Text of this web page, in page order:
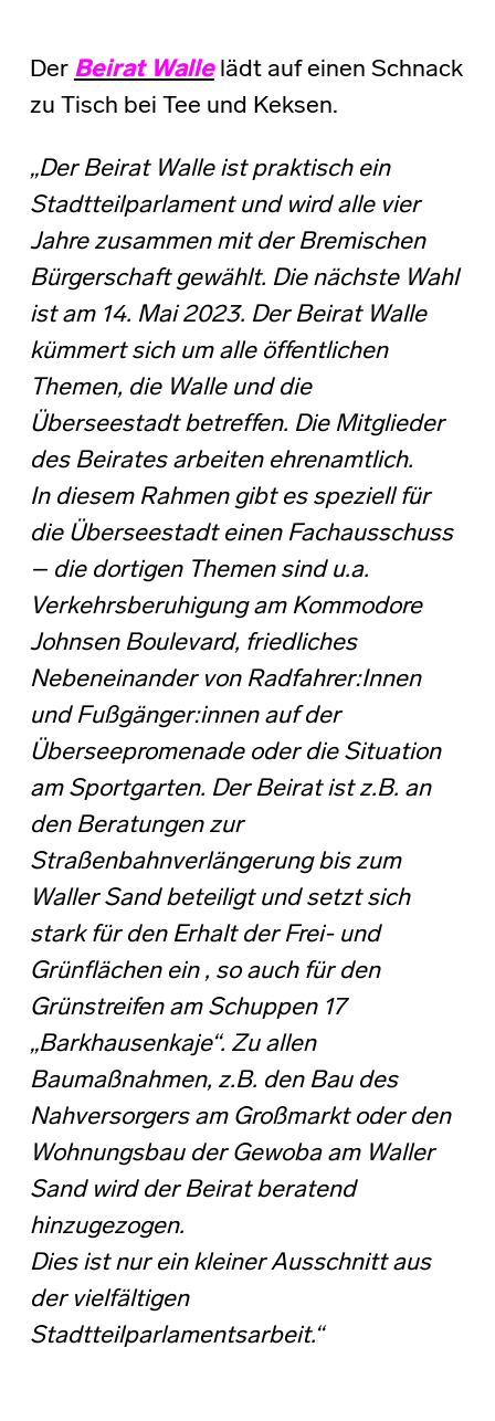
Der Beirat Wallelädt auf einen Schnack
zu Tisch bei Tee und Keksen.
„Der Beirat Walle ist praktisch ein
Stadtteilparlament und wird alle vier
Jahre zusammen mit der Bremischen
Bürgerschaft gewählt. Die nächste Wahl
ist am 14. Mai 2023. Der Beirat Walle
kümmert sich um alle öffentlichen
Themen, die Walle und die
Überseestadt betreffen. Die Mitglieder
des Beirates arbeiten ehrenamtlich.
In diesem Rahmen gibt es speziell für
die Überseestadt einen Fachausschuss
– die dortigen Themen sind u.a.
Verkehrsberuhigung am Kommodore
Johnsen Boulevard, friedliches
Nebeneinander von Radfahrer:Innen
und Fußgänger:innen auf der
Überseepromenade oder die Situation
am Sportgarten. Der Beirat ist z.B. an
den Beratungen zur
Straßenbahnverlängerung bis zum
Waller Sand beteiligt und setzt sich
stark für den Erhalt der Frei- und
Grünflächen ein , so auch für den
Grünstreifen am Schuppen 17
„Barkhausenkaje“. Zu allen
Baumaßnahmen, z.B. den Bau des
Nahversorgers am Großmarkt oder den
Wohnungsbau der Gewoba am Waller
Sand wird der Beirat beratend
hinzugezogen.
Dies ist nur ein kleiner Ausschnitt aus
der vielfältigen
Stadtteilparlamentsarbeit.“